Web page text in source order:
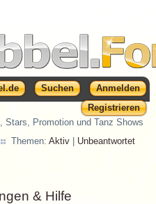
Suchen
Anmelden
Registrieren
Stars, Promotion und Tanz Shows
Themen:Aktiv Unbeantwortet
& Hilfe